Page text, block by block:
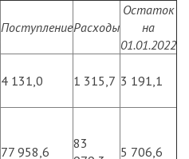
ПоступлениеРасходы
Остаток
на
01.01.2022
4 131,0 1 315,7 3 191,1
77 958,6
83
5 706,6